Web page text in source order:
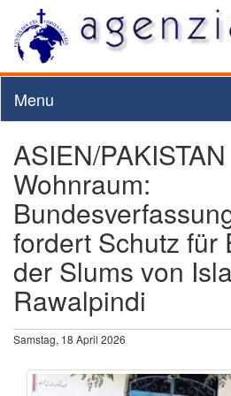
Menu
ASIEN/
Wohnraum:
fordert Schutz für
der Slums von
Rawalpindi
Samstag, 18 April 2026